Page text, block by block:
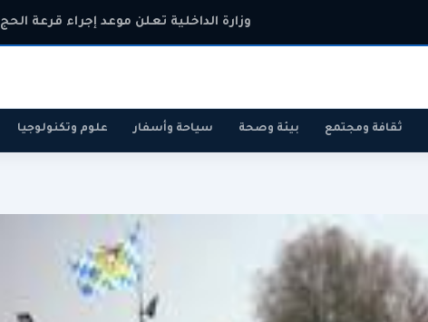
رياضة
وزارة الداخلية تعلن موعد إجراء قرعة الحج
ثقافة ومجتمع بيئة وصحة سياحة وأسفار علوم وتكنولوجيا